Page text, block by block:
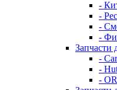
-
-
-
-
Запчасти
-
-
-